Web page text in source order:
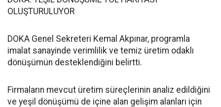
OLUŞTURULUYOR
DOKA Genel Sekreteri Kemal Akpınar, programla
imalat sanayinde verimlilik ve temiz üretim odaklı
dönüşümün desteklendiğini belirtti.
Firmaların mevcut üretim süreçlerinin analiz edildiğini
ve yeşil dönüşümü de içine alan gelişim alanları için